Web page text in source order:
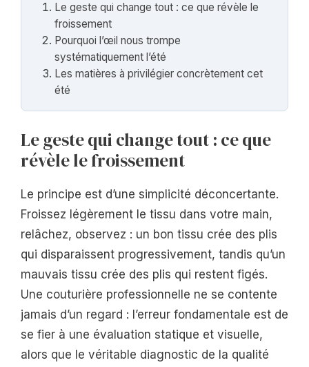
Le geste qui change tout : ce que révèle le
froissement
Pourquoi l’œil nous trompe
systématiquement l’été
Les matières à privilégier concrètement cet
été
Le geste qui change tout : ce que
révèle le froissement
Le principe est d’une simplicité déconcertante.
Froissez légèrement le tissu dans votre main,
relâchez, observez : un bon tissu crée des plis
qui disparaissent progressivement, tandis qu’un
mauvais tissu crée des plis qui restent figés.
Une couturière professionnelle ne se contente
jamais d’un regard : l’erreur fondamentale est de
se fier à une évaluation statique et visuelle,
alors que le véritable diagnostic de la qualité